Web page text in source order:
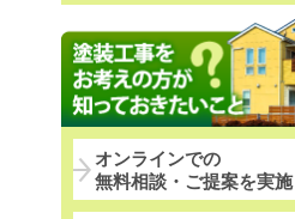
オンラインでの
無料相談・ご提案を実施